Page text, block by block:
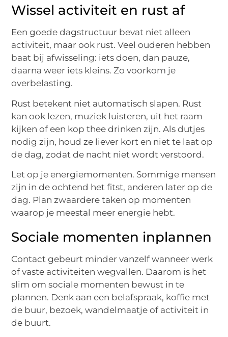
Wissel activiteit en rust af
Een goede dagstructuur bevat niet alleen
activiteit, maar ook rust. Veel ouderen hebben
baat bij afwisseling: iets doen, dan pauze,
daarna weer iets kleins. Zo voorkom je
overbelasting.
Rust betekent niet automatisch slapen. Rust
kan ook lezen, muziek luisteren, uit het raam
kijken of een kop thee drinken zijn. Als dutjes
nodig zijn, houd ze liever kort en niet te laat op
de dag, zodat de nacht niet wordt verstoord.
Let op je energiemomenten. Sommige mensen
zijn in de ochtend het fitst, anderen later op de
dag. Plan zwaardere taken op momenten
waarop je meestal meer energie hebt.
Sociale momenten inplannen
Contact gebeurt minder vanzelf wanneer werk
of vaste activiteiten wegvallen. Daarom is het
slim om sociale momenten bewust in te
plannen. Denk aan een belafspraak, koffie met
de buur, bezoek, wandelmaatje of activiteit in
de buurt.